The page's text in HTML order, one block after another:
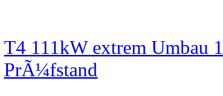
T4 111kW extrem Umbau
PrÃ¼fstand